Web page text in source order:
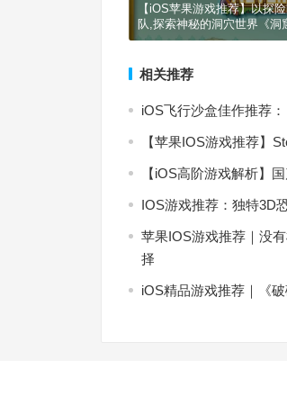
【iOS苹果游戏推荐】以探
队,探索神秘的洞穴世界《洞
相关推荐
iOS飞行沙盒佳作推荐
【苹果IOS游戏推荐】
【iOS高阶游戏解析】
IOS游戏推荐：独特3D
苹果IOS游戏推荐｜没
择
iOS精品游戏推荐｜《